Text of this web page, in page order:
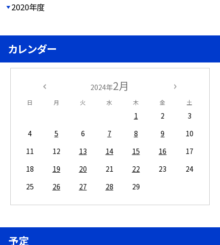
2020年度
カレンダー
2024年2月
日 月 火 水 木 金 土
1 2
3
4
5 6 7 8 9
10
11
12 13 14 15 16
17
18
19 20 21 22 23
24
25
26 27 28 29
予定